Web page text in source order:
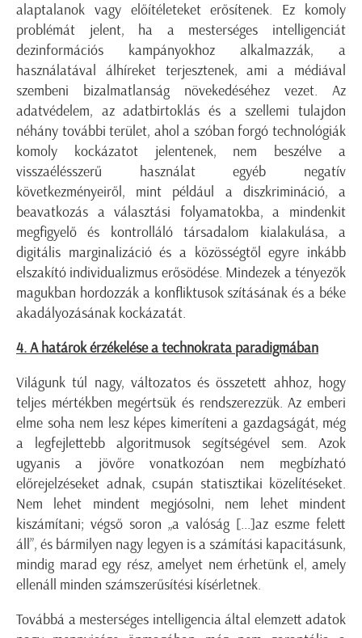
alaptalanok vagy előítéleteket erősítenek. Ez komoly
problémát jelent, ha a mesterséges intelligenciát
dezinformációs kampányokhoz alkalmazzák, a
használatával álhíreket terjesztenek, ami a médiával
szembeni bizalmatlanság növekedéséhez vezet. Az
adatvédelem, az adatbirtoklás és a szellemi tulajdon
néhány további terület, ahol a szóban forgó technológiák
komoly kockázatot jelentenek, nem beszélve a
visszaélésszerű használat egyéb negatív
következményeiről, mint például a diszkrimináció, a
beavatkozás a választási folyamatokba, a mindenkit
megfigyelő és kontrolláló társadalom kialakulása, a
digitális marginalizáció és a közösségtől egyre inkább
elszakító individualizmus erősödése. Mindezek a tényezők
magukban hordozzák a konfliktusok szításának és a béke
akadályozásának kockázatát.
4. A határok érzékelése a technokrata paradigmában
Világunk túl nagy, változatos és összetett ahhoz, hogy
teljes mértékben megértsük és rendszerezzük. Az emberi
elme soha nem lesz képes kimeríteni a gazdagságát, még
a legfejlettebb algoritmusok segítségével sem. Azok
ugyanis a jövőre vonatkozóan nem megbízható
előrejelzéseket adnak, csupán statisztikai közelítéseket.
Nem lehet mindent megjósolni, nem lehet mindent
kiszámítani; végső soron „a valóság [...]az eszme felett
áll”, és bármilyen nagy legyen is a számítási kapacitásunk,
mindig marad egy rész, amelyet nem érhetünk el, amely
ellenáll minden számszerűsítési kísérletnek.
Továbbá a mesterséges intelligencia által elemzett adatok